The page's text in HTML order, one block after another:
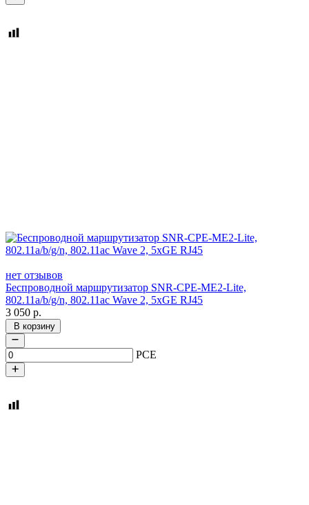
нет отзывов
Беспроводной маршрутизатор SNR-CPE-ME2-Lite,
802.11a/b/g/n, 802.11ac Wave 2, 5xGE RJ45
3 050 р.
В корзину
PCE